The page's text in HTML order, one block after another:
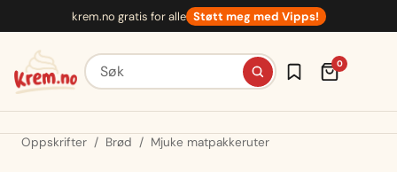
innhold
krem.no gratis for alle Støtt meg med Vipps!
Søk etter oppskrifter 0
Oppskrifter / Brød / Mjuke matpakkeruter